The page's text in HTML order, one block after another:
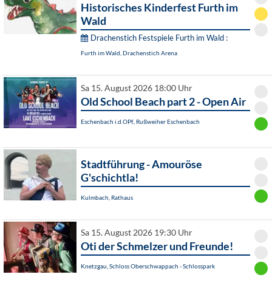
Historisches Kinderfest Furth im
Wald
Drachenstich Festspiele Furth im Wald :
Furth im Wald, Drachenstich Arena
Sa 15. August 2026 18:00 Uhr
Old School Beach part 2 - Open Air
Eschenbach i.d.OPf., Rußweiher Eschenbach
Stadtführung - Amouröse
G'schichtla!
Kulmbach, Rathaus
Sa 15. August 2026 19:30 Uhr
Oti der Schmelzer und Freunde!
Knetzgau, Schloss Oberschwappach - Schlosspark